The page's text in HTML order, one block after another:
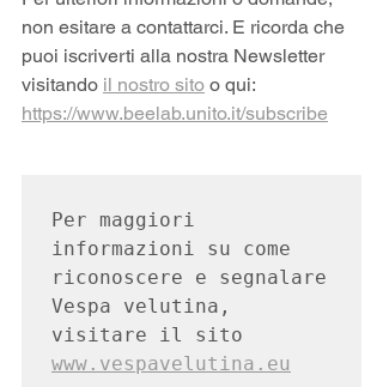
non esitare a contattarci. E ricorda che
puoi iscriverti alla nostra Newsletter
visitando il nostro sito o qui:
https://www.beelab.unito.it/subscribe
Per maggiori
informazioni su come
riconoscere e segnalare
Vespa velutina,
www.vespavelutina.eu